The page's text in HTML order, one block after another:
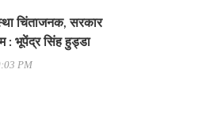
चिंताजनक, सरकार
: भूपेंद्र सिंह हुड्डा
PM